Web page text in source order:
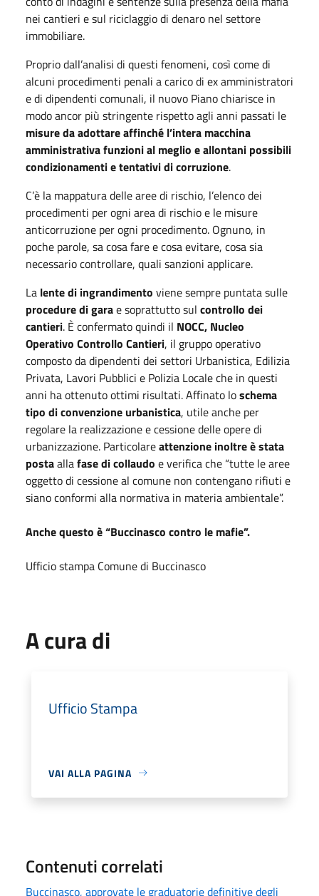
nei cantieri e sul riciclaggio di denaro nel settore
immobiliare.
Proprio dall’analisi di questi fenomeni, così come di
alcuni procedimenti penali a carico di ex amministratori
e di dipendenti comunali, il nuovo Piano chiarisce in
modo ancor più stringente rispetto agli anni passati le
misure da adottare affinché l’intera macchina
amministrativa funzioni al meglio e allontani possibili
condizionamenti e tentativi di corruzione.
C’è la mappatura delle aree di rischio, l’elenco dei
procedimenti per ogni area di rischio e le misure
anticorruzione per ogni procedimento. Ognuno, in
poche parole, sa cosa fare e cosa evitare, cosa sia
necessario controllare, quali sanzioni applicare.
La lente di ingrandimento viene sempre puntata sulle
procedure di garae soprattutto sul controllo dei
cantieri. È confermato quindi il NOCC, Nucleo
Operativo Controllo Cantieri, il gruppo operativo
composto da dipendenti dei settori Urbanistica, Edilizia
Privata, Lavori Pubblici e Polizia Locale che in questi
anni ha ottenuto ottimi risultati. Affinato loschema
tipo di convenzione urbanistica, utile anche per
regolare la realizzazione e cessione delle opere di
urbanizzazione. Particolareattenzione inoltre è stata
postaallafase di collaudo e verifica che “tutte le aree
oggetto di cessione al comune non contengano rifiuti e
siano conformi alla normativa in materia ambientale”.
Anche questo è “Buccinasco contro le mafie”.
Ufficio stampa Comune di Buccinasco
A cura di
Ufficio Stampa
VAI ALLA PAGINA
Contenuti correlati
Buccinasco, approvate le graduatorie definitive degli